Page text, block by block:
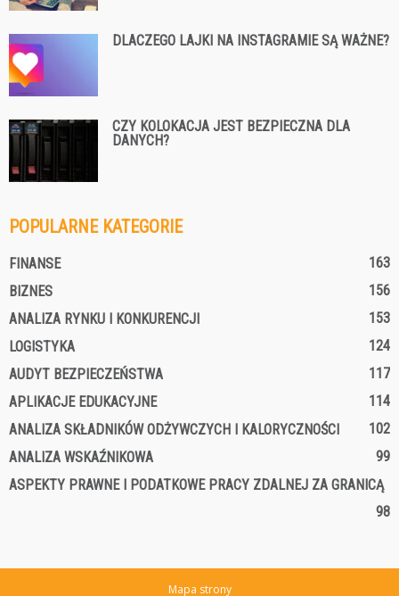
DLACZEGO LAJKI NA INSTAGRAMIE SĄ WAŻNE?
CZY KOLOKACJA JEST BEZPIECZNA DLA
DANYCH?
POPULARNE KATEGORIE
FINANSE
163
BIZNES
156
ANALIZA RYNKU I KONKURENCJI
153
LOGISTYKA
124
AUDYT BEZPIECZEŃSTWA
117
APLIKACJE EDUKACYJNE
114
ANALIZA SKŁADNIKÓW ODŻYWCZYCH I KALORYCZNOŚCI
102
ANALIZA WSKAŹNIKOWA
99
ASPEKTY PRAWNE I PODATKOWE PRACY ZDALNEJ ZA GRANICĄ
98
Mapa strony